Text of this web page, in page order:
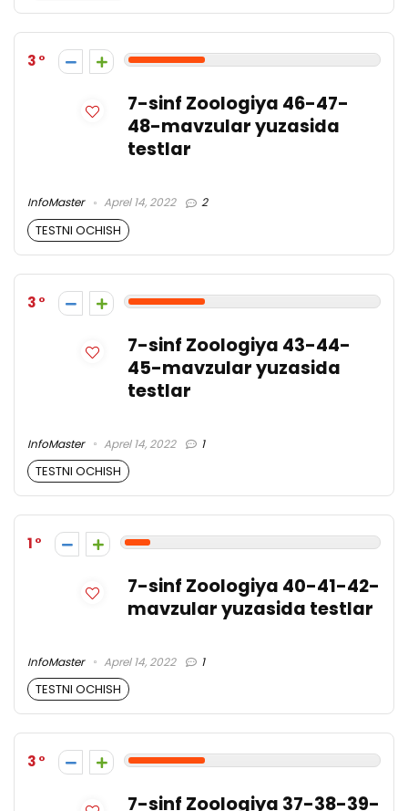
3
7-sinf Zoologiya 46-47-
48-mavzular yuzasida
testlar
InfoMaster Aprel 14, 2022 2
TESTNI OCHISH
3
7-sinf Zoologiya 43-44-
45-mavzular yuzasida
testlar
InfoMaster Aprel 14, 2022 1
TESTNI OCHISH
1
7-sinf Zoologiya 40-41-42-
mavzular yuzasida testlar
InfoMaster Aprel 14, 2022 1
TESTNI OCHISH
3
7-sinf Zoologiya 37-38-39-